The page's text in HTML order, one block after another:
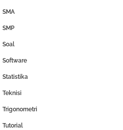
SMA
SMP
Soal
Software
Statistika
Teknisi
Trigonometri
Tutorial